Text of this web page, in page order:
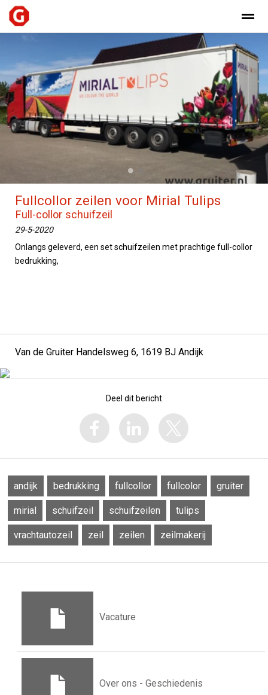
Home Nieuws Bellen E-
●
Fullcollor zeilen voor Mirial Tulips
Full-collor schuifzeil
29-5-2020
Onlangs geleverd, een set schuifzeilen met prachtige full-collor
bedrukking,
Van de Gruiter Handelsweg 6, 1619 BJ Andijk
Deel dit bericht
andijk bedrukking fullcollor fullcolor gruiter
mirial schuifzeil schuifzeilen tulips
vrachtautozeil zeil zeilen zeilmakerij
Vacature
Over ons - Geschiedenis